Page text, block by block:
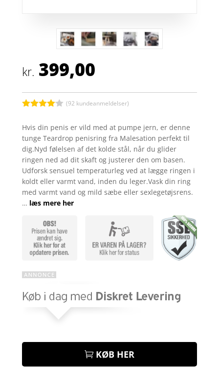
kr. 399,00
ud af 5
baseret
på
kundebed
ømmelse
r
(92 kundeanmeldelser)
Hvis din penis er vild med at pumpe jern, er denne
tunge Teardrop penisring fra Malesation perfekt til
dig.Nyd følelsen af det kolde stål, når du glider
ringen ned ad dit skaft og justerer den om basen.
Udforsk sensuel temperaturleg ved at lægge ringen i
koldt eller varmt vand, inden du leger.Vask din ring
med varmt vand og mild sæbe eller sexlegetøjsrens.
… læs mere her
KØB HER